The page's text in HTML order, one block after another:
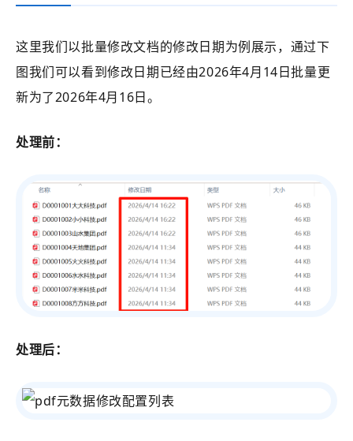
这里我们以批量修改文档的修改日期为例展示，通过下
图我们可以看到修改日期已经由2026年4月14日批量更
新为了2026年4月16日。
处理前：
处理后：